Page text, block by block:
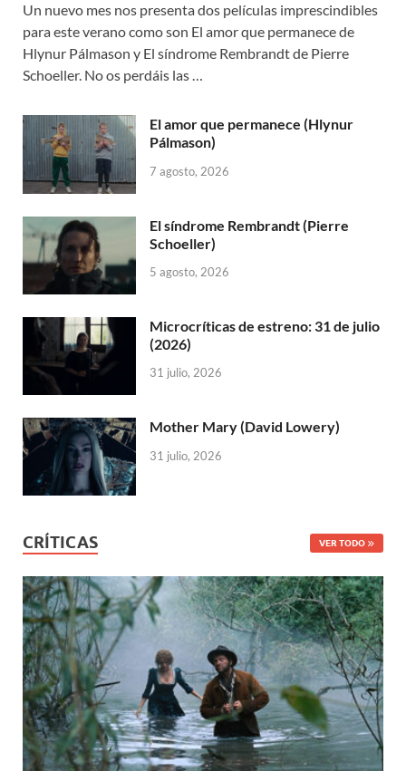
Un nuevo mes nos presenta dos películas imprescindibles
para este verano como son El amor que permanece de
Hlynur Pálmason y El síndrome Rembrandt de Pierre
Schoeller. No os perdáis las …
El amor que permanece (Hlynur
Pálmason)
7 agosto, 2026
El síndrome Rembrandt (Pierre
Schoeller)
5 agosto, 2026
Microcríticas de estreno: 31 de julio
(2026)
31 julio, 2026
Mother Mary (David Lowery)
31 julio, 2026
CRÍTICAS VER TODO